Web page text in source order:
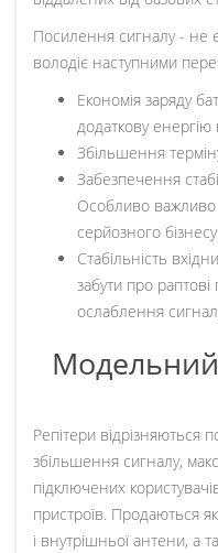
Посилення сигналу - не
володіє наступними
Економія заряду
додаткову
Збільшення
Забезпечення
Особливо важливо
серйозного бізнесу.
Стабільність
забути про
ослаблення
Репітери відрізняються
збільшення сигналу,
підключених
пристроїв. Продаються
і внутрішньої антени, а